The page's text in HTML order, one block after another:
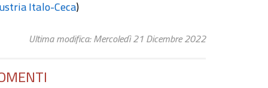
Italo-Ceca)
Ultima modifica: Mercoledì 21 Dicembre 2022